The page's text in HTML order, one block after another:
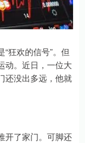
狂欢的信号”。但
动。近日，一位大
还没出多远，他就
开了家门。可脚还